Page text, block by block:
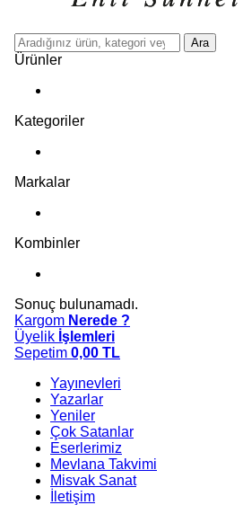
Ara
Ürünler
Kategoriler
Markalar
Kombinler
Sonuç bulunamadı.
Kargom Nerede ?
Üyelik İşlemleri
Sepetim 0,00 TL
Yayınevleri
Yazarlar
Yeniler
Çok Satanlar
Eserlerimiz
Mevlana Takvimi
Misvak Sanat
İletişim